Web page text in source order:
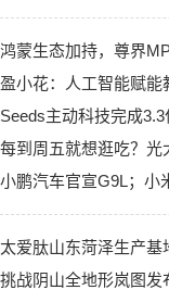
鸿蒙生态加持，尊界
盈小花：人工智能赋能
Seeds主动科技完成3.3
每到周五就想逛吃？
小鹏汽车官宣G9L；小
太爱肽山东菏泽生产
挑战阴山全地形岚图发